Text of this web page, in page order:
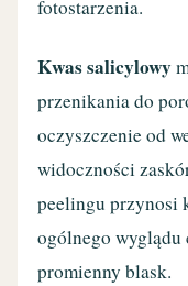
fotostarzenia.
Kwas salicylowy
przenikania do
oczyszczenie od
widoczności
peelingu przynosi
ogólnego wyglądu
promienny blask.